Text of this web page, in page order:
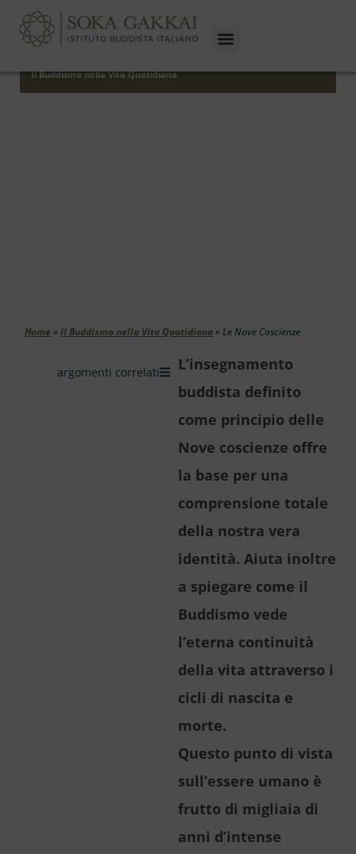
Il Buddismo nella Vita Quotidiana
Home »Il Buddismo nella Vita Quotidiana»Le Nove Coscienze
argomenti correlati
L’insegnamento
buddista definito
come principio delle
Nove coscienze offre
la base per una
comprensione totale
della nostra vera
identità. Aiuta inoltre
a spiegare come il
Buddismo vede
l’eterna continuità
della vita attraverso i
cicli di nascita e
morte.
Questo punto di vista
sull’essere umano è
frutto di migliaia di
anni d’intense